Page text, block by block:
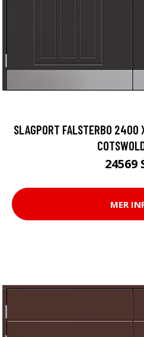
SLAGPORT FALSTERBO 2400
24569
MER